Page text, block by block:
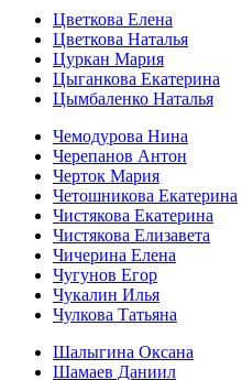
Цветкова Елена
Цветкова Наталья
Цуркан Мария
Цыганкова Екатерина
Цымбаленко Наталья
Чемодурова Нина
Черепанов Антон
Черток Мария
Четошникова Екатерина
Чистякова Екатерина
Чистякова Елизавета
Чичерина Елена
Чугунов Егор
Чукалин Илья
Чулкова Татьяна
Шалыгина Оксана
Шамаев Даниил